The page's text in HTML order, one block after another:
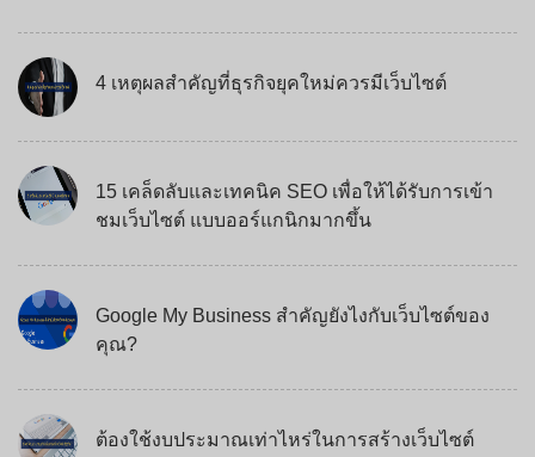
4 เหตุผลสำคัญที่ธุรกิจยุคใหม่ควรมีเว็บไซต์
15 เคล็ดลับและเทคนิค SEO เพื่อให้ได้รับการเข้า
ชมเว็บไซต์ แบบออร์แกนิกมากขึ้น
Google My Business สำคัญยังไงกับเว็บไซต์ของ
คุณ?
ต้องใช้งบประมาณเท่าไหร่ในการสร้างเว็บไซต์